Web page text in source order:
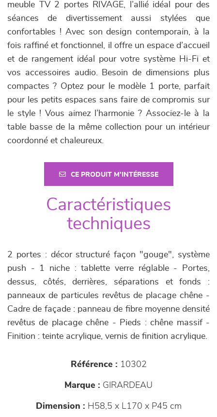
meuble TV 2 portes RIVAGE, l’allié idéal pour des
séances de divertissement aussi stylées que
confortables ! Avec son design contemporain, à la
fois raffiné et fonctionnel, il offre un espace d’accueil
et de rangement idéal pour votre système Hi-Fi et
vos accessoires audio. Besoin de dimensions plus
compactes ? Optez pour le modèle 1 porte, parfait
pour les petits espaces sans faire de compromis sur
le style ! Vous aimez l’harmonie ? Associez-le à la
table basse de la même collection pour un intérieur
coordonné et chaleureux.
CE PRODUIT M'INTÉRESSE
Caractéristiques
techniques
2 portes : décor structuré façon "gouge", système
push - 1 niche : tablette verre réglable - Portes,
dessus, côtés, derrières, séparations et fonds :
panneaux de particules revêtus de placage chêne -
Cadre de façade : panneau de fibre moyenne densité
revêtus de placage chêne - Pieds : chêne massif -
Finition : teinte acrylique, vernis de finition acrylique.
Référence : 10302
Marque : GIRARDEAU
Dimension : H58,5 x L170 x P45 cm